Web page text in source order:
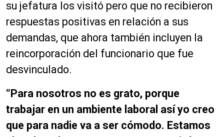
su jefatura los visitó pero que no recibieron
respuestas positivas en relación a sus
demandas, que ahora también incluyen la
reincorporación del funcionario que fue
desvinculado.
“Para nosotros no es grato, porque
trabajar en un ambiente laboral así yo creo
que para nadie va a ser cómodo. Estamos